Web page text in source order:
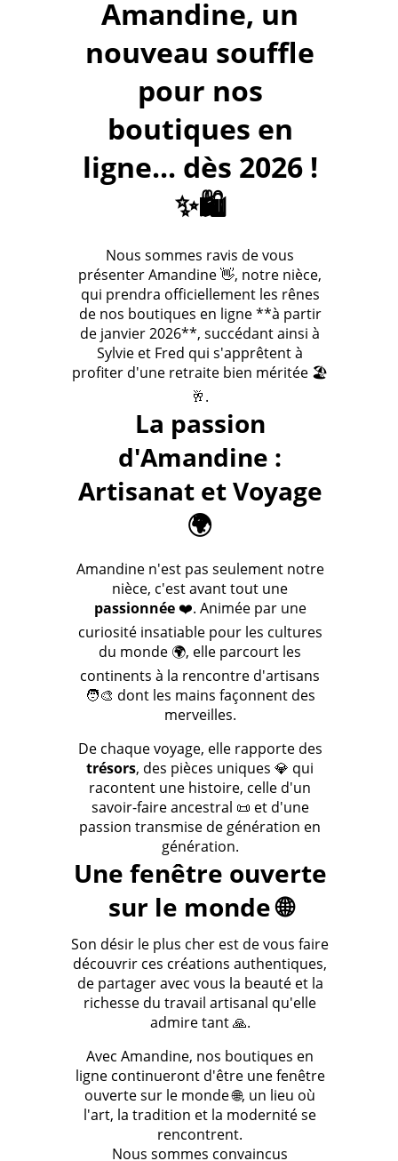
Amandine, un
nouveau souffle
pour nos
boutiques en
ligne... dès 2026 !
✨🛍️
Nous sommes ravis de vous
présenter Amandine 👋, notre nièce,
qui prendra officiellement les rênes
de nos boutiques en ligne **à partir
de janvier 2026**, succédant ainsi à
Sylvie et Fred qui s'apprêtent à
profiter d'une retraite bien méritée 🏖️
🥂.
La passion
d'Amandine :
Artisanat et Voyage
🌍
Amandine n'est pas seulement notre
nièce, c'est avant tout une
passionnée❤️. Animée par une
curiosité insatiable pour les cultures
du monde 🌍, elle parcourt les
continents à la rencontre d'artisans
🧑‍🎨 dont les mains façonnent des
merveilles.
De chaque voyage, elle rapporte des
trésors, des pièces uniques 💎 qui
racontent une histoire, celle d'un
savoir-faire ancestral 📜 et d'une
passion transmise de génération en
génération.
Une fenêtre ouverte
sur le monde 🌐
Son désir le plus cher est de vous faire
découvrir ces créations authentiques,
de partager avec vous la beauté et la
richesse du travail artisanal qu'elle
admire tant 🙏.
Avec Amandine, nos boutiques en
ligne continueront d'être une fenêtre
ouverte sur le monde 🌐, un lieu où
l'art, la tradition et la modernité se
rencontrent.
Nous sommes convaincus